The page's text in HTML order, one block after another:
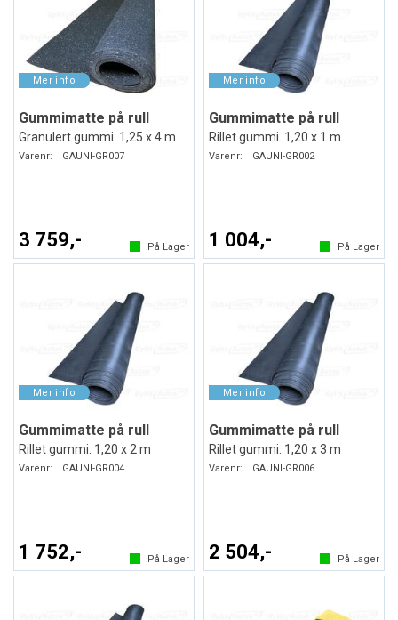
Gummimatte på rull
Granulert gummi. 1,25 x 4 m
Varenr: GAUNI-GR007
3 759,- På Lager
Gummimatte på rull
Rillet gummi. 1,20 x 1 m
Varenr: GAUNI-GR002
1 004,- På Lager
Gummimatte på rull
Rillet gummi. 1,20 x 2 m
Varenr: GAUNI-GR004
1 752,- På Lager
Gummimatte på rull
Rillet gummi. 1,20 x 3 m
Varenr: GAUNI-GR006
2 504,- På Lager